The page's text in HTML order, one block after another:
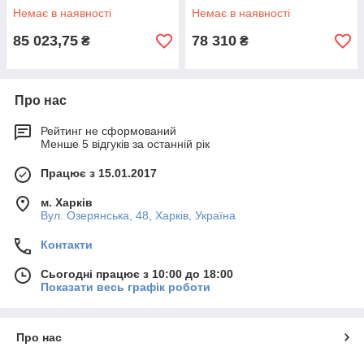
Немає в наявності
85 023,75 ₴
Немає в наявності
78 310 ₴
Про нас
Рейтинг не сформований
Менше 5 відгуків за останній рік
Працює з 15.01.2017
м. Харків
Вул. Озерянська, 48, Харків, Україна
Контакти
Сьогодні працює з 10:00 до 18:00
Показати весь графік роботи
Про нас